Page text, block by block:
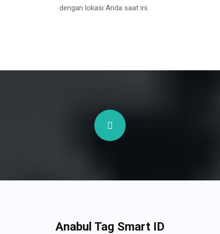
dengan lokasi Anda saat ini.
Anabul Tag Smart ID